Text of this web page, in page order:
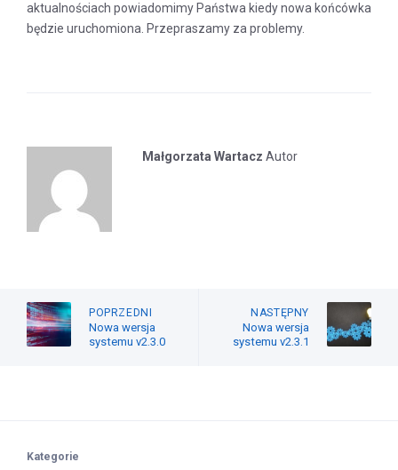
aktualnościach powiadomimy Państwa kiedy nowa końcówka
będzie uruchomiona. Przepraszamy za problemy.
Małgorzata Wartacz Autor
POPRZEDNI
Nowa wersja
systemu v2.3.0
NASTĘPNY
Nowa wersja
systemu v2.3.1
Kategorie